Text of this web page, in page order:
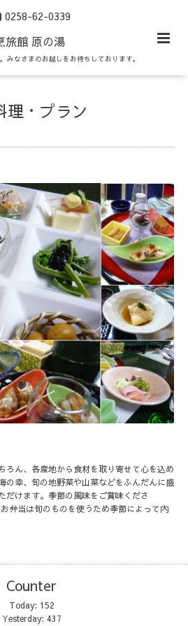
0258-62-0339
旅館 原の湯
みなさまのお越しをお待ちしております。
理・プラン
ろん、各産地から食材を取り寄せて心を込め
の幸、旬の地野菜や山菜などをふんだんに盛
だけます。季節の風味をご賞味くださ
弁当は旬のものを使うため季節によって内
Counter
Today: 152
Yesterday: 437